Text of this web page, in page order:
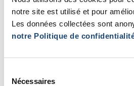
notre site est utilisé et pour
Les données collectées sont
notre Politique de
Nécessaires
concernant les
évaluations
402.001 Évaluation